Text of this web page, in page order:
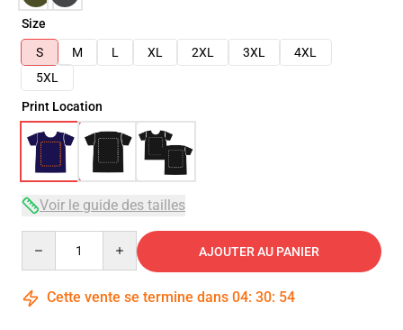
Size
S
M L XL 2XL 3XL
4XL
5XL
Print Location
Voir le guide des tailles
AJOUTER AU PANIER
Cette vente se termine dans 04: 30: 54